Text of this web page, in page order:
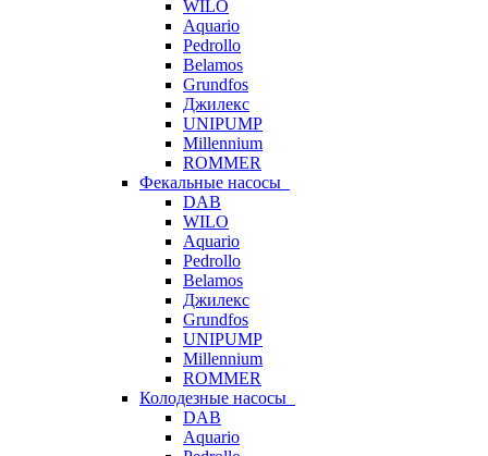
WILO
Aquario
Pedrollo
Belamos
Grundfos
Джилекс
UNIPUMP
Millennium
ROMMER
Фекальные насосы
DAB
WILO
Aquario
Pedrollo
Belamos
Джилекс
Grundfos
UNIPUMP
Millennium
ROMMER
Колодезные насосы
DAB
Aquario